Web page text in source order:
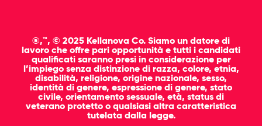
u
n
a
n
u
o
v
a
s
u
n
a
n
u
o
v
a
s
u
n
a
n
u
o
v
a
s
u
n
a
n
u
o
v
a
®,™, © 2025 Kellanova Co. Siamo un datore di
lavoro che offre pari opportunità e tutti i candidati
qualificati saranno presi in considerazione per
l’impiego senza distinzione di razza, colore, etnia,
disabilità, religione, origine nazionale, sesso,
identità di genere, espressione di genere, stato
civile, orientamento sessuale, età, status di
veterano protetto o qualsiasi altra caratteristica
tutelata dalla legge.